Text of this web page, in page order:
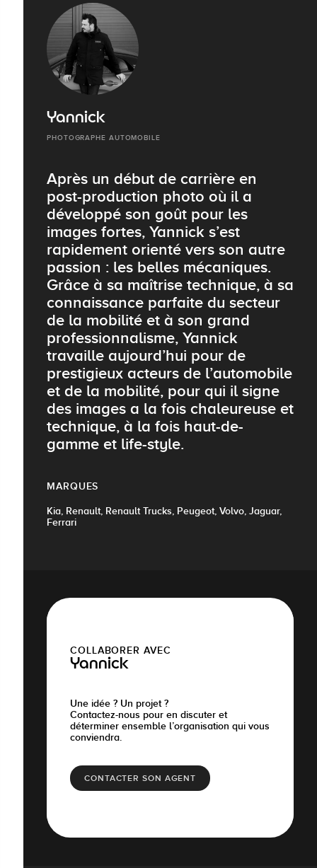
Yannick
PHOTOGRAPHE AUTOMOBILE
Après un début de carrière en
post-production photo où il a
développé son goût pour les
images fortes, Yannick s’est
rapidement orienté vers son autre
passion : les belles mécaniques.
Grâce à sa maîtrise technique, à sa
connaissance parfaite du secteur
de la mobilité et à son grand
professionnalisme, Yannick
travaille aujourd’hui pour de
prestigieux acteurs de l’automobile
et de la mobilité, pour qui il signe
des images a la fois chaleureuse et
technique, à la fois haut-de-
gamme et life-style.
MARQUES
Kia, Renault, Renault Trucks, Peugeot, Volvo, Jaguar,
Ferrari
COLLABORER AVEC
Yannick
Une idée ? Un projet ?
Contactez-nous pour en discuter et
déterminer ensemble l’organisation qui vous
conviendra.
CONTACTER SON AGENT